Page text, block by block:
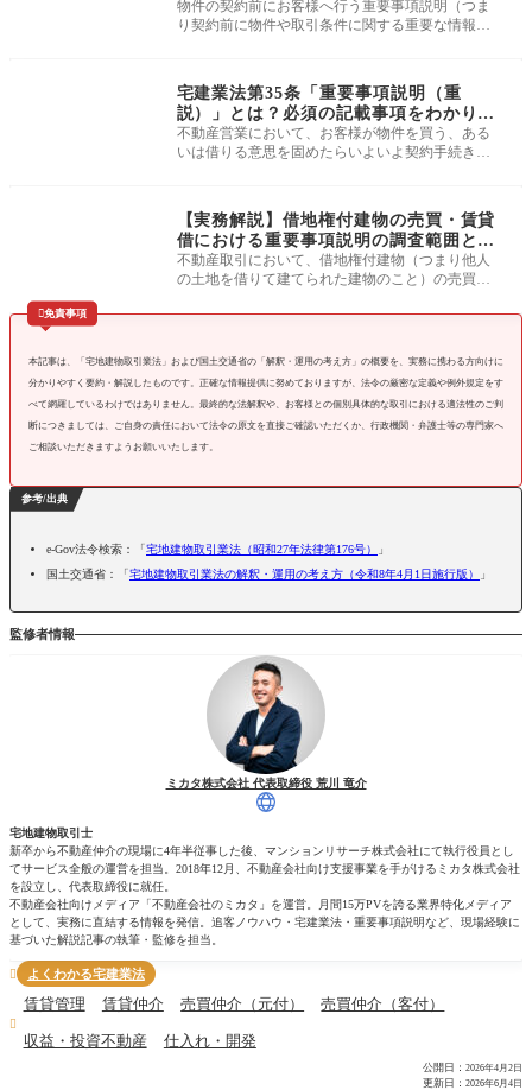
明方法
物件の契約前にお客様へ行う重要事項説明（つま
り契約前に物件や取引条件に関する重要な情報を
宅建業法第35条「重要事項説明（重
説）」とは？必須の記載事項をわかりや
すく解説
不動産営業において、お客様が物件を買う、ある
いは借りる意思を固めたらいよいよ契約手続きに
【実務解説】借地権付建物の売買・賃貸
借における重要事項説明の調査範囲と記
載方法
不動産取引において、借地権付建物（つまり他人
の土地を借りて建てられた建物のこと）の売買や
免責事項
本記事は、「宅地建物取引業法」および国土交通省の「解釈・運用の考え方」の概要を、実務に携わる方向けに
分かりやすく要約・解説したものです。正確な情報提供に努めておりますが、法令の厳密な定義や例外規定をす
べて網羅しているわけではありません。最終的な法解釈や、お客様との個別具体的な取引における適法性のご判
断につきましては、ご自身の責任において法令の原文を直接ご確認いただくか、行政機関・弁護士等の専門家へ
ご相談いただきますようお願いいたします。
参考/出典
e-Gov法令検索：「宅地建物取引業法（昭和27年法律第176号）
」
国土交通省：「宅地建物取引業法の解釈・運用の考え方（令和8年4月1日施行版） 」
監修者情報
ミカタ株式会社 代表取締役 荒川 竜介
宅地建物取引士
新卒から不動産仲介の現場に4年半従事した後、マンションリサーチ株式会社にて執行役員とし
てサービス全般の運営を担当。2018年12月、不動産会社向け支援事業を手がけるミカタ株式会社
を設立し、代表取締役に就任。
不動産会社向けメディア「不動産会社のミカタ」を運営。月間15万PVを誇る業界特化メディア
として、実務に直結する情報を発信。追客ノウハウ・宅建業法・重要事項説明など、現場経験に
基づいた解説記事の執筆・監修を担当。
 よくわかる宅建業法

賃貸管理 賃貸仲介 売買仲介（元付） 売買仲介（客付）
収益・投資不動産 仕入れ・開発
公開日： 2026年4月2日
更新日： 2026年6月4日